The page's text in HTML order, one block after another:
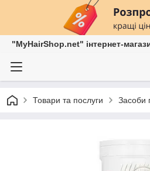
"MyHairShop.net" інтернет-
Товари та послуги Засоби